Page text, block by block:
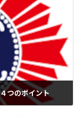
つのポイント